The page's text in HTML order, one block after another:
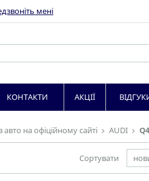
на офіційному сайті AUDI
Сортувати
мені
КОНТАКТИ АКЦІЇ